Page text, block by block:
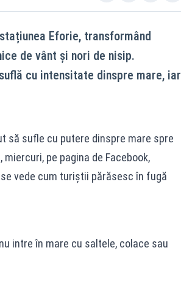
Eforie, transformând
de vânt și nori de nisip.
cu intensitate dinspre mare, iar
să sufle cu putere dinspre mare spre
pe pagina de Facebook,
vede cum turiştii părăsesc în fugă
intre în mare cu saltele, colace sau